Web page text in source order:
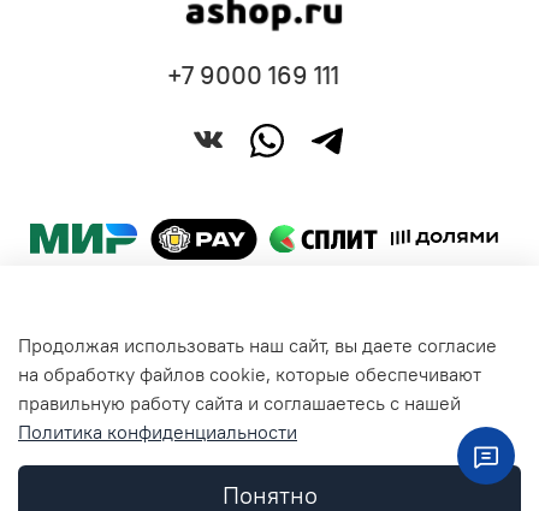
Покупателям
Общая информация
+7 9000 169 111
Продолжая использовать наш сайт, вы даете согласие
на обработку файлов cookie, которые обеспечивают
правильную работу сайта и соглашаетесь с нашей
Политика конфиденциальности
Понятно